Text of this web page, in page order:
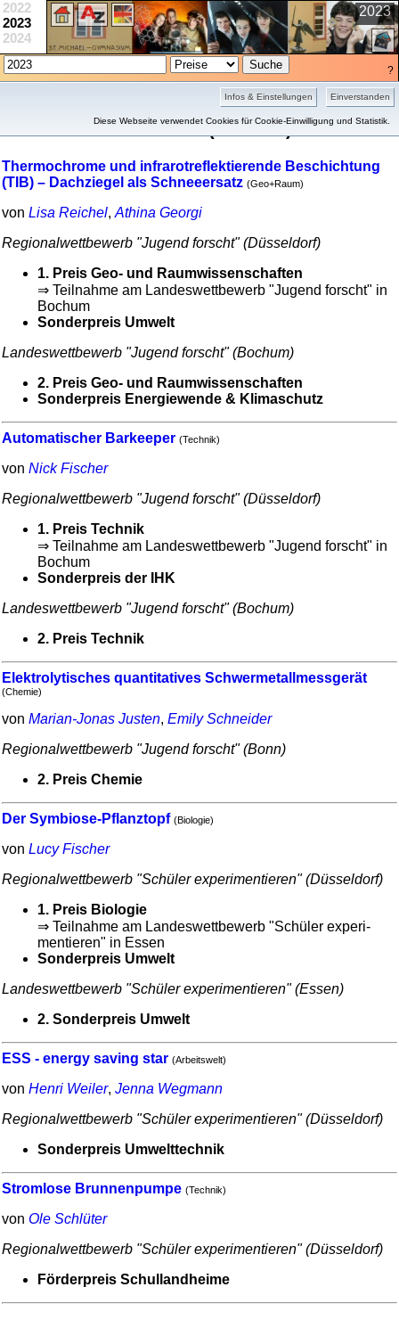
Einverstanden
Infos & Einstellungen
Diese Webseite verwendet Cookies für Cookie-Einwilligung und Statistik.
2022
2023
2024
2023
?
Preisübersicht 2023(6 Treffer)
Thermochrome und infrarotreflektierende Beschichtung
(TIB) – Dachziegel als Schneeersatz (Geo+Raum)
von Lisa Reichel, Athina Georgi
Regional­wett­bewerb "Jugend forscht" (Düsseldorf)
1. Preis Geo- und Raum­wissen­schaften
⇒ Teilnahme am Landes­wett­bewerb "Jugend forscht" in
Bochum
Sonder­preis Umwelt
Landes­wett­bewerb "Jugend forscht" (Bochum)
2. Preis Geo- und Raum­wissen­schaften
Sonder­preis Energiewende & Klimaschutz
Automatischer Barkeeper (Technik)
von Nick Fischer
Regional­wett­bewerb "Jugend forscht" (Düsseldorf)
1. Preis Technik
⇒ Teilnahme am Landes­wett­bewerb "Jugend forscht" in
Bochum
Sonder­preis der IHK
Landes­wett­bewerb "Jugend forscht" (Bochum)
2. Preis Technik
Elektrolytisches quantitatives Schwermetallmessgerät
(Chemie)
von Marian-Jonas Justen, Emily Schneider
Regional­wett­bewerb "Jugend forscht" (Bonn)
2. Preis Chemie
Der Symbiose-Pflanztopf (Biologie)
von Lucy Fischer
Regional­wett­bewerb "Schüler expe­ri­men­tieren" (Düsseldorf)
1. Preis Biologie
⇒ Teilnahme am Landes­wett­bewerb "Schüler expe­ri­
men­tieren" in Essen
Sonder­preis Umwelt
Landes­wett­bewerb "Schüler expe­ri­men­tieren" (Essen)
2. Sonder­preis Umwelt
ESS - energy saving star (Arbeitswelt)
von Henri Weiler, Jenna Wegmann
Regional­wett­bewerb "Schüler expe­ri­men­tieren" (Düsseldorf)
Sonder­preis Umwelttechnik
Stromlose Brunnenpumpe (Technik)
von Ole Schlüter
Regional­wett­bewerb "Schüler expe­ri­men­tieren" (Düsseldorf)
Förder­preis Schullandheime
Projekte Schule Wettbewerbe